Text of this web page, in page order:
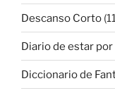
Descanso Corto
Diario de estar por
Diccionario de